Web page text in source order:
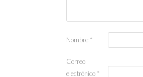
Nombre *
Correo
electrónico *